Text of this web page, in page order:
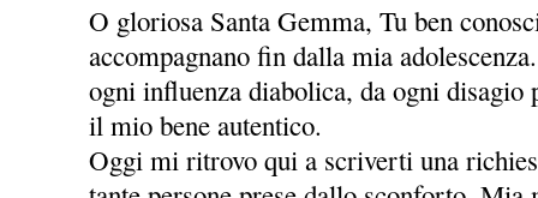
O gloriosa Santa Gemma, Tu ben
accompagnano fin dalla mia
ogni influenza diabolica, da ogni disagio
il mio bene autentico.
Oggi mi ritrovo qui a scriverti una